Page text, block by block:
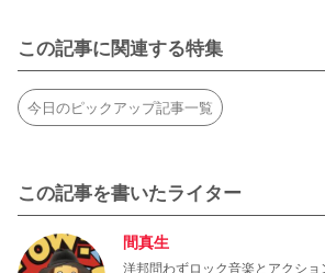
この記事に関連する特集
今日のピックアップ記事一覧
この記事を書いたライター
間真生
洋邦問わずロック音楽とアクシ